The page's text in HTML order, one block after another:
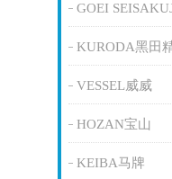
GOEI
KURODA黑田
VESSEL威威
HOZAN宝山
KEIBA马牌